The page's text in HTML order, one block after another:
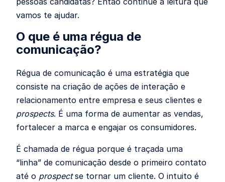
vamos te ajudar.
O que é uma régua de
comunicação?
Régua de comunicação é uma estratégia que
consiste na criação de ações de interação e
relacionamento entre empresa e seus clientes e
prospects. É uma forma de aumentar as vendas,
fortalecer a marca e engajar os consumidores.
É chamada de régua porque é traçada uma
“linha” de comunicação desde o primeiro contato
até o prospectse tornar um cliente. O intuito é